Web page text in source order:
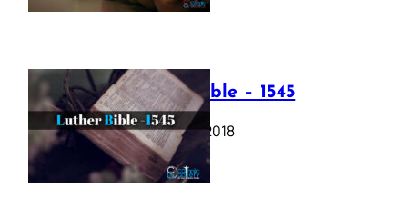
Luther Bible – 1545
October 17, 2018